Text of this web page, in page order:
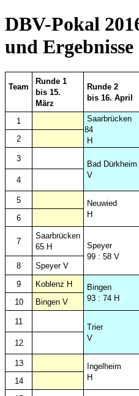
DBV-Pokal
und Ergebnisse
Team
Runde 1
bis 15.
März
Runde 2
bis 16. April
1
Saarbrücken
84
H
2
3
Bad Dürkheim
V
4
5
Neuwied
H
6
7
Saarbrücken
65 H
Speyer
99 : 58 V
8
Speyer V
9
Koblenz H
Bingen
93 : 74 H
10 Bingen V
11
Trier
V
12
13
Ingelheim
H
14